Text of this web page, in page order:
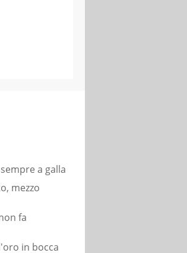
a galla
mezzo
fa
in bocca